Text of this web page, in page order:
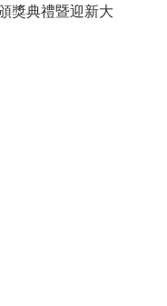
獎典禮暨迎新大